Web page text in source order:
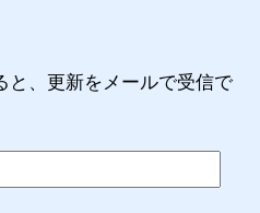
と、更新をメールで受信で